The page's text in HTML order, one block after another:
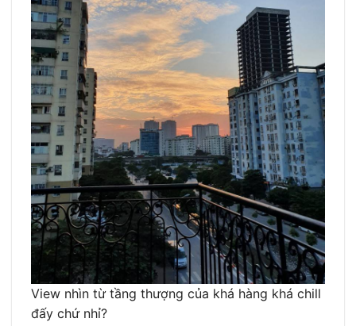
View nhìn từ tầng thượng của khá hàng khá chill
đấy chứ nhỉ?